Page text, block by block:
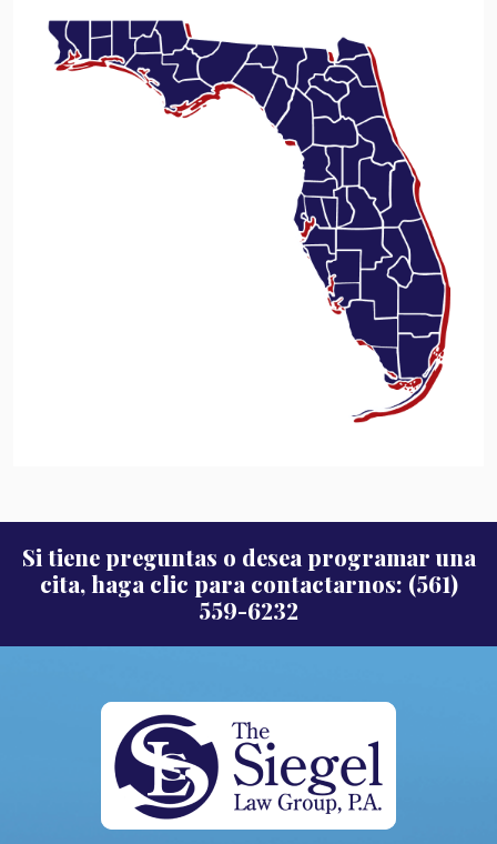
Si tiene preguntas o desea programar una
cita, haga clic para contactarnos: (561)
559-6232